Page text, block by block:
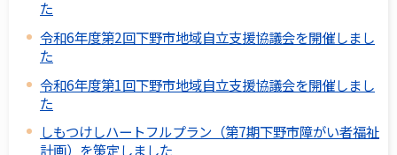
た
令和6年度第2回下野市地域自立支援協議会を開催しまし
た
令和6年度第1回下野市地域自立支援協議会を開催しまし
た
しもつけしハートフルプラン（第7期下野市障がい者福祉
計画）を策定しました